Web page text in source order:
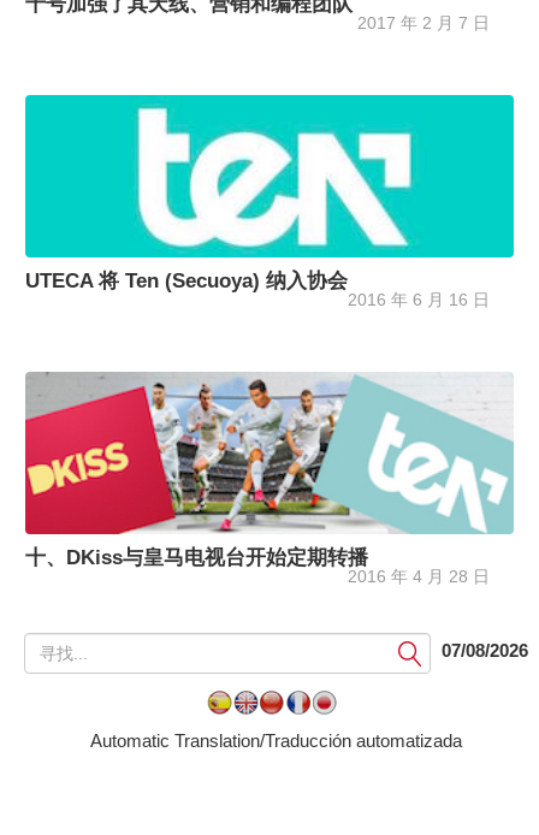
2017 年 2 月 7 日
UTECA 将 Ten (Secuoya) 纳入协会
2016 年 6 月 16 日
十、DKiss与皇马电视台开始定期转播
2016 年 4 月 28 日
提
交
07/08/2026
Automatic Translation/Traducción automatizada